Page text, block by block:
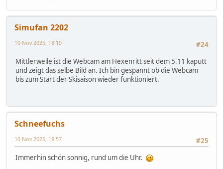
Simufan 2202
#24
10 Nov 2025, 18:19
Mittlerweile ist die Webcam am Hexenritt seit dem 5.11 kaputt
und zeigt das selbe Bild an. Ich bin gespannt ob die Webcam
bis zum Start der Skisaison wieder funktioniert.
Schneefuchs
#25
10 Nov 2025, 19:57
Immerhin schön sonnig, rund um die Uhr.